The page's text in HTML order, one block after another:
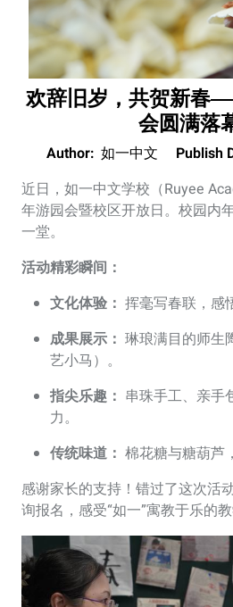
欢辞旧岁，共贺新春
会圆满落
Author: 如一中文 Publish
近日，如一中文学校（Ruyee
年游园会暨校区开放日。校园内
一堂。
活动精彩瞬间：
文化体验： 挥毫写春联，感
成果展示： 琳琅满目的师生
艺小马）。
指尖乐趣： 串珠手工、亲手
力。
传统味道： 棉花糖与糖葫芦
感谢家长的支持！错过了这次活
询报名，感受“如一”寓教于乐的